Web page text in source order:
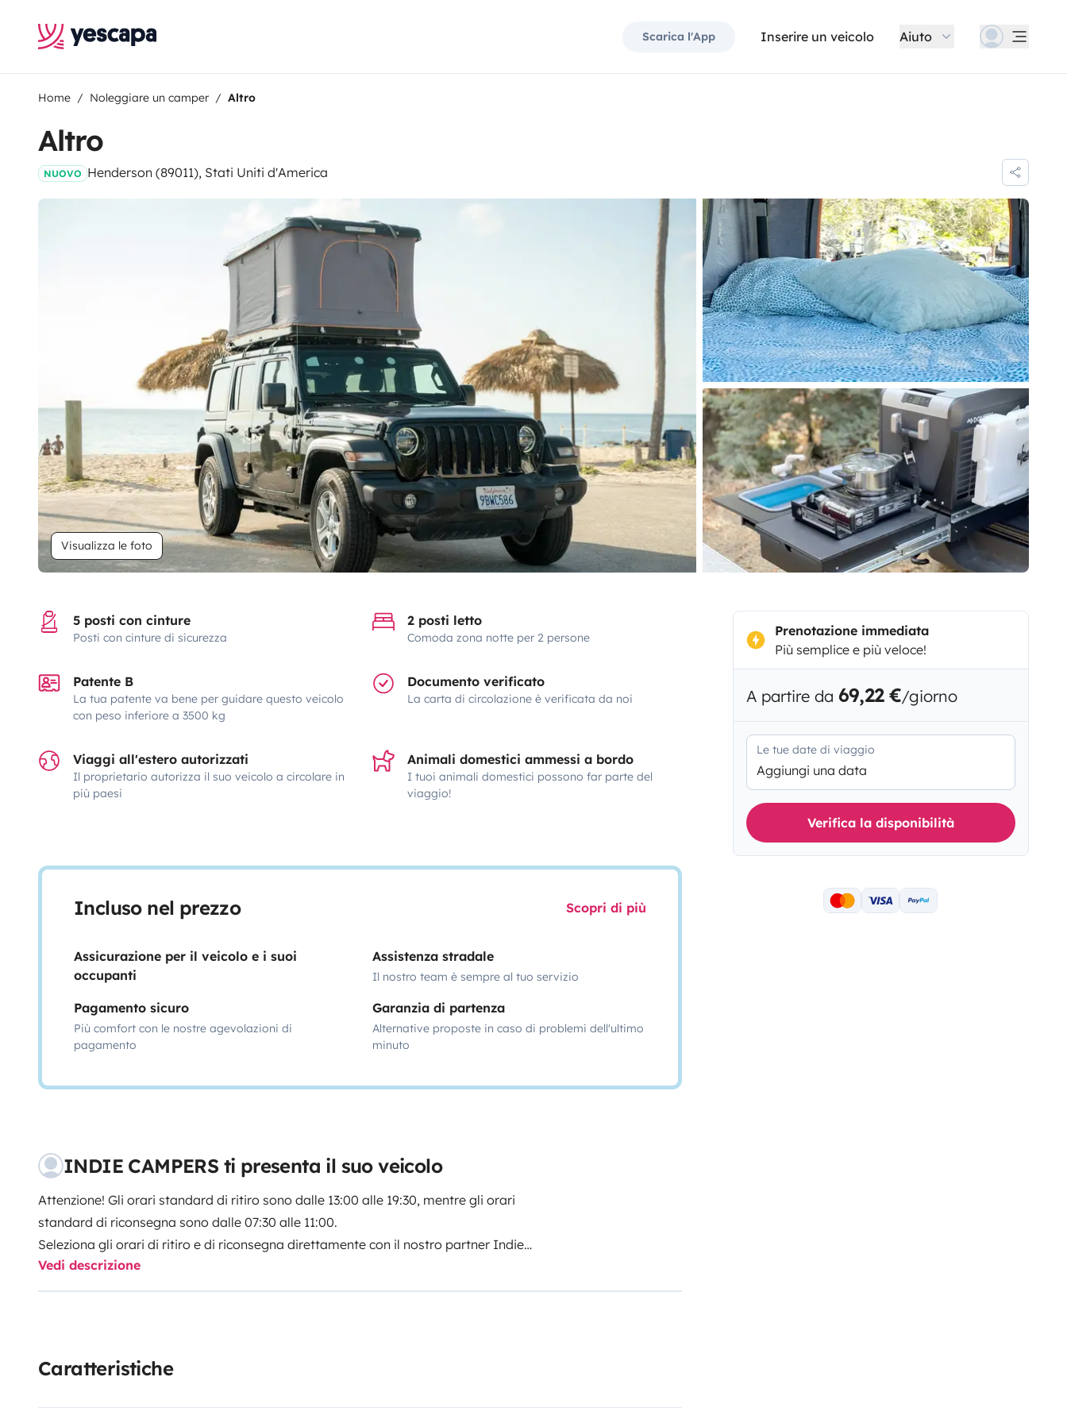
Scarica l'App Inserire un veicolo Aiuto
Home Noleggiare un camper Altro
Altro
NUOVO Henderson (89011), Stati Uniti d'America
Visualizza le foto
5 posti con cinture
Posti con cinture di sicurezza
2 posti letto
Comoda zona notte per 2 persone
Patente B
La tua patente va bene per guidare questo veicolo
con peso inferiore a 3500 kg
Documento verificato
La carta di circolazione è verificata da noi
Viaggi all'estero autorizzati
Il proprietario autorizza il suo veicolo a circolare in
più paesi
Animali domestici ammessi a bordo
I tuoi animali domestici possono far parte del
viaggio!
Incluso nel prezzo Scopri di più
Assicurazione per il veicolo e i suoi
occupanti
Assistenza stradale
Il nostro team è sempre al tuo servizio
Pagamento sicuro
Più comfort con le nostre agevolazioni di
pagamento
Garanzia di partenza
Alternative proposte in caso di problemi dell'ultimo
minuto
INDIE CAMPERS ti presenta il suo veicolo
Attenzione! Gli orari standard di ritiro sono dalle 13:00 alle 19:30, mentre gli orari
standard di riconsegna sono dalle 07:30 alle 11:00.
Seleziona gli orari di ritiro e di riconsegna direttamente con il nostro partner Indie
Campers.
comunque la massima flessibilità offrendo assistenza anche al di fuori del normale
Vedi descrizione
Caratteristiche
Prenotazione immediata
Più semplice e più veloce!
A partire da 69,22 €/giorno
Le tue date di viaggio
Aggiungi una data
Verifica la disponibilità